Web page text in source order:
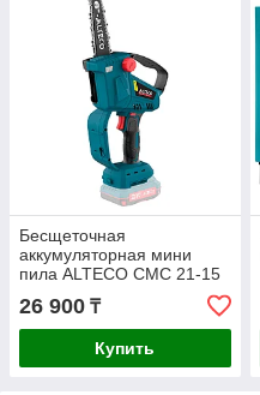
Бесщеточная
аккумуляторная мини
пила ALTECO CMC 21-15
BL Solo (без АКБ и ЗУ)
26 900 ₸
Купить